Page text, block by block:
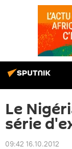
Le
série
09:42 16.10.2012